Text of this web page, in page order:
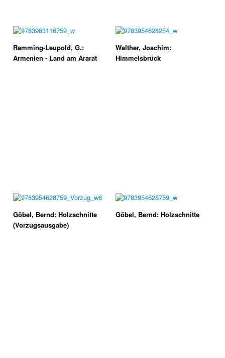
Ramming-Leupold, G.:
Armenien - Land am Ararat
Walther, Joachim:
Himmelsbrück
Göbel, Bernd: Holzschnitte
(Vorzugsausgabe)
Göbel, Bernd: Holzschnitte